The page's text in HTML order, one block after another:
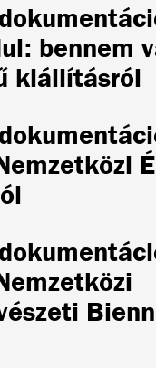
bennem
kiállításról